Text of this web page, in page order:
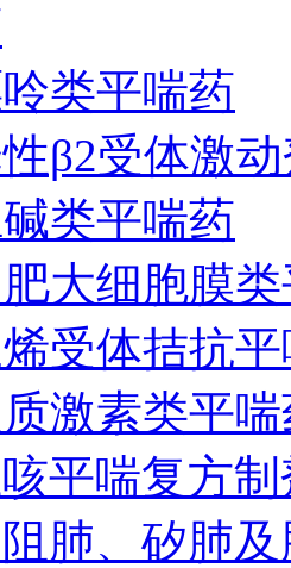
类平喘药
β2受体激
类平喘药
大细胞膜
受体拮抗
激素类平
平喘复方制
肺、矽肺